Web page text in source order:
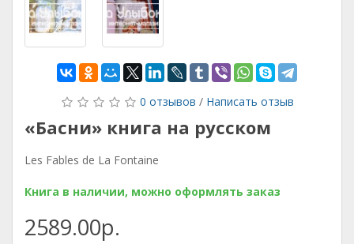
0 отзывов / Написать отзыв
«Басни» книга на русском
Les Fables de La Fontaine
Книга в наличии, можно оформлять заказ
2589.00р.